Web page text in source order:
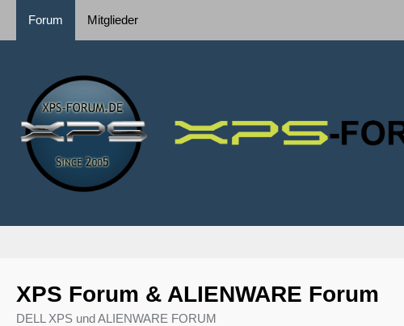
Forum Mitglieder
XPS Forum & ALIENWARE Forum
DELL XPS und ALIENWARE FORUM